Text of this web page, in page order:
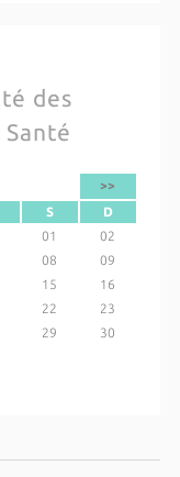
des
>>
S
D
01
02
08
09
15
16
22
23
29
30